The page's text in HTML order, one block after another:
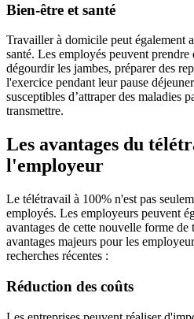
Bien-être et santé
Travailler à domicile peut également
santé. Les employés peuvent prendre
dégourdir les jambes, préparer des
l'exercice pendant leur pause
susceptibles d’attraper des maladies
transmettre.
Les avantages du
l'employeur
Le télétravail à 100% n'est pas
employés. Les employeurs peuvent
avantages de cette nouvelle forme
avantages majeurs pour les
recherches récentes :
Réduction des coûts